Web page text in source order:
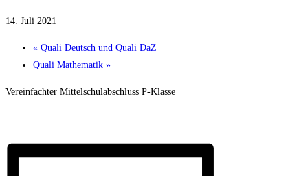
14. Juli 2021
« Quali Deutsch und Quali DaZ
Quali Mathe­matik »
Vereinfachter Mittelschulabschluss P-Klasse